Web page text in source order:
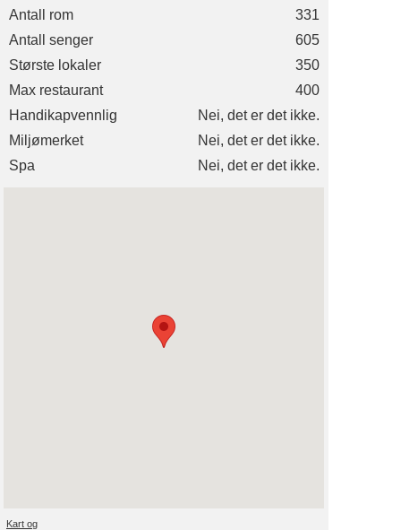
Antall rom
331
Antall senger
605
Største lokaler
350
Max restaurant
400
Handikapvennlig
Nei, det er det ikke.
Miljømerket
Nei, det er det ikke.
Spa
Nei, det er det ikke.
Kart og